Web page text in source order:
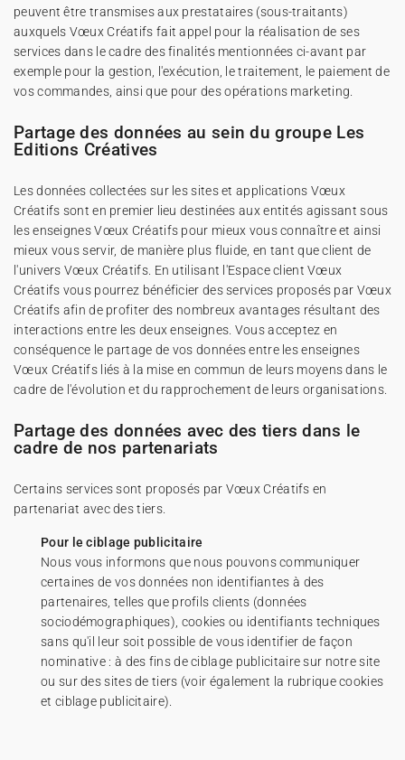
peuvent être transmises aux prestataires (sous-traitants)
auxquels Vœux Créatifs fait appel pour la réalisation de ses
services dans le cadre des finalités mentionnées ci-avant par
exemple pour la gestion, l'exécution, le traitement, le paiement de
vos commandes, ainsi que pour des opérations marketing.
Partage des données au sein du groupe Les
Editions Créatives
Les données collectées sur les sites et applications Vœux
Créatifs sont en premier lieu destinées aux entités agissant sous
les enseignes Vœux Créatifs pour mieux vous connaître et ainsi
mieux vous servir, de manière plus fluide, en tant que client de
l'univers Vœux Créatifs. En utilisant l'Espace client Vœux
Créatifs vous pourrez bénéficier des services proposés par Vœux
Créatifs afin de profiter des nombreux avantages résultant des
interactions entre les deux enseignes. Vous acceptez en
conséquence le partage de vos données entre les enseignes
Vœux Créatifs liés à la mise en commun de leurs moyens dans le
cadre de l'évolution et du rapprochement de leurs organisations.
Partage des données avec des tiers dans le
cadre de nos partenariats
Certains services sont proposés par Vœux Créatifs en
partenariat avec des tiers.
Pour le ciblage publicitaire
Nous vous informons que nous pouvons communiquer
certaines de vos données non identifiantes à des
partenaires, telles que profils clients (données
sociodémographiques), cookies ou identifiants techniques
sans qu'il leur soit possible de vous identifier de façon
nominative : à des fins de ciblage publicitaire sur notre site
ou sur des sites de tiers (voir également la rubrique cookies
et ciblage publicitaire).